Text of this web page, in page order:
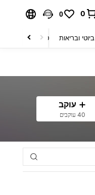
0
0
ביוטי ובריאות טקסטיל לבית
עוקב
40 עוקבים